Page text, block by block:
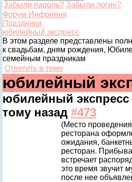
Забыли пароль? Забыли логин?
Форум Инфоняня
Праздники
юбилейный экспресс
В этом разделе представлены
к свадьбам, дням рождения,
семейным праздникам
Ответить в теме
юбилейный
юбилейный экспресс
тому назад #473
(Место
ресторана
ожидания,
ресторан.
встречает
это время звучит
после нее